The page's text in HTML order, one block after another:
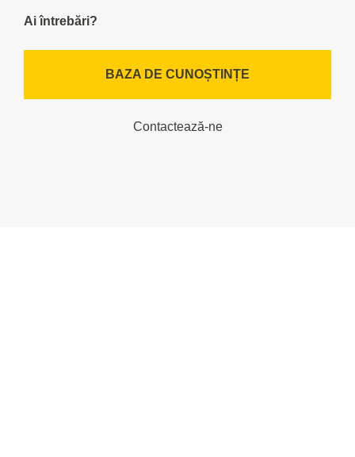
Ai întrebări?
BAZA DE CUNOȘTINȚE
Contactează-ne